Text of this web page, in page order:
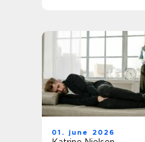
01. june 2026